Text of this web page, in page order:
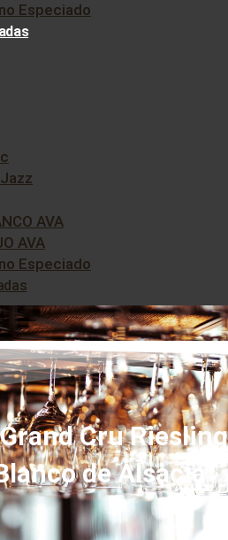
Especiado
AVA
AVA
Especiado
Cru Riesling
de Alsacia